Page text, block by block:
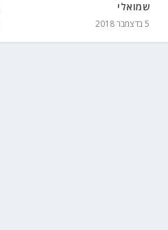
שמואלי
5 בדצמבר 2018